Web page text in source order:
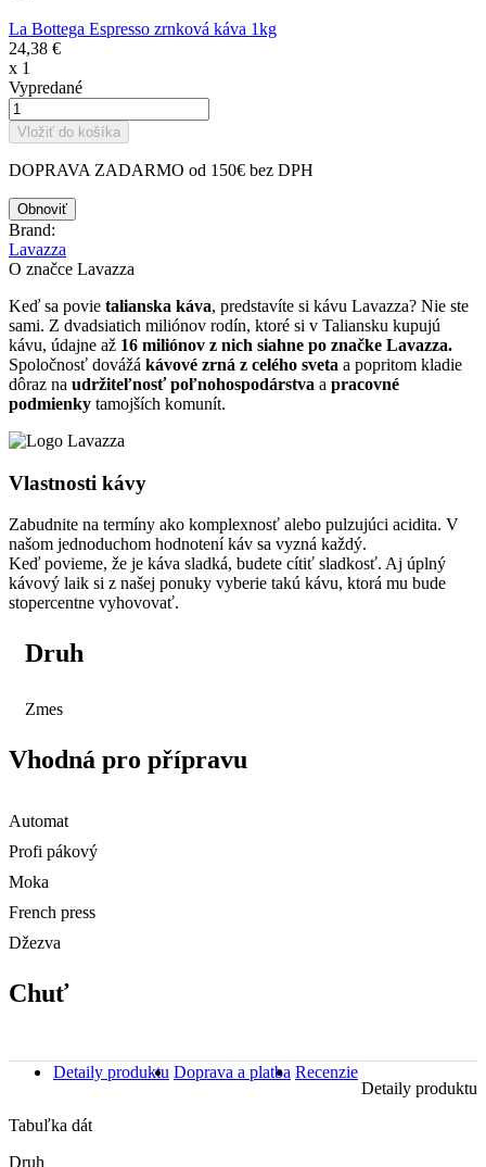
La Bottega Espresso zrnková káva 1kg
24,38 €
x 1
Vypredané
Vložiť do košíka
DOPRAVA ZADARMO od 150€ bez DPH
Brand:
Lavazza
O značce Lavazza
Keď sa povie talianska káva, predstavíte si kávu Lavazza? Nie ste
sami. Z dvadsiatich miliónov rodín, ktoré si v Taliansku kupujú
kávu, údajne až 16 miliónov z nich siahne po značke Lavazza.
Spoločnosť dovážá kávové zrná z celého sveta a popritom kladie
dôraz na udržiteľnosť poľnohospodárstva a pracovné
podmienky tamojších komunít.
Vlastnosti kávy
Zabudnite na termíny ako komplexnosť alebo pulzujúci acidita. V
našom jednoduchom hodnotení káv sa vyzná každý.
Keď povieme, že je káva sladká, budete cítiť sladkosť. Aj úplný
kávový laik si z našej ponuky vyberie takú kávu, ktorá mu bude
stopercentne vyhovovať.
Druh
Zmes
Vhodná pro přípravu
Automat
Profi pákový
Moka
French press
Džezva
Chuť
Detaily produktu Doprava a platba Recenzie
Detaily produktu
Tabuľka dát
Druh